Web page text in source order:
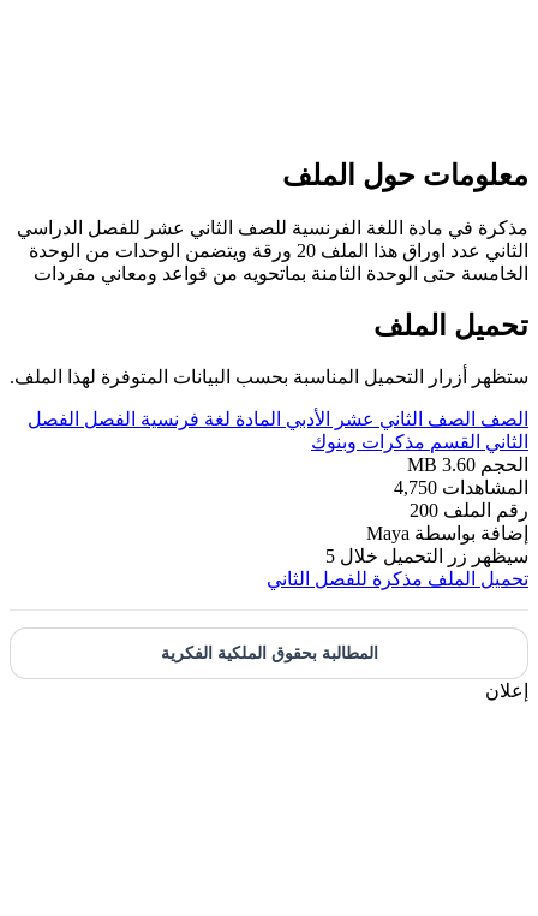
حول الملف
في مادة اللغة الفرنسية للصف الثاني عشر للفصل الدراسي
الثاني عدد اوراق هذا الملف 20 ورقة ويتضمن الوحدات من الوحدة
حتى الوحدة الثامنة بماتحويه من قواعد ومعاني مفردات
الملف
أزرار التحميل المناسبة بحسب البيانات المتوفرة لهذا الملف.
الصف الثاني عشر الأدبي المادة لغة فرنسية الفصل الفصل
القسم مذكرات وبنوك
3.60 MB
4,750
الملف 200
بواسطة Maya
زر التحميل خلال 5
الملف مذكرة للفصل الثاني
المطالبة بحقوق الملكية الفكرية